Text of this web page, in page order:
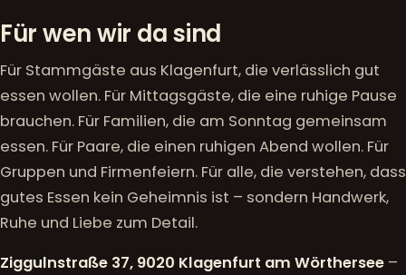
Für wen wir da sind
Für Stammgäste aus Klagenfurt, die verlässlich gut
essen wollen. Für Mittagsgäste, die eine ruhige Pause
brauchen. Für Familien, die am Sonntag gemeinsam
essen. Für Paare, die einen ruhigen Abend wollen. Für
Gruppen und Firmenfeiern. Für alle, die verstehen, dass
gutes Essen kein Geheimnis ist – sondern Handwerk,
Ruhe und Liebe zum Detail.
Ziggulnstraße 37, 9020 Klagenfurt am Wörthersee –